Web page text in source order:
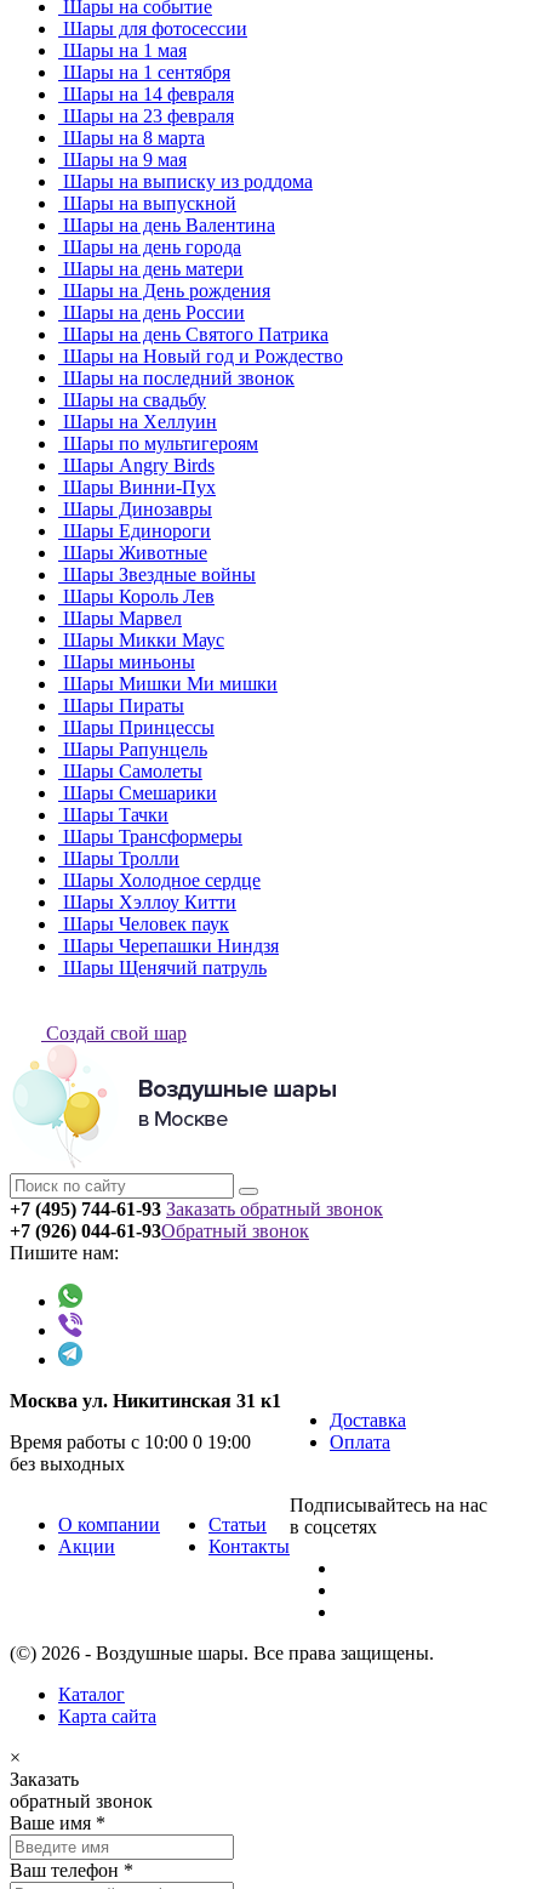
Шары на событие
Шары для фотосессии
Шары на 1 мая
Шары на 1 сентября
Шары на 14 февраля
Шары на 23 февраля
Шары на 8 марта
Шары на 9 мая
Шары на выписку из роддома
Шары на выпускной
Шары на день Валентина
Шары на день города
Шары на день матери
Шары на День рождения
Шары на день России
Шары на день Святого Патрика
Шары на Новый год и Рождество
Шары на последний звонок
Шары на свадьбу
Шары на Хеллуин
Шары по мультигероям
Шары Angry Birds
Шары Винни-Пух
Шары Динозавры
Шары Единороги
Шары Животные
Шары Звездные войны
Шары Король Лев
Шары Марвел
Шары Микки Маус
Шары миньоны
Шары Мишки Ми мишки
Шары Пираты
Шары Принцессы
Шары Рапунцель
Шары Самолеты
Шары Смешарики
Шары Тачки
Шары Трансформеры
Шары Тролли
Шары Холодное сердце
Шары Хэллоу Китти
Шары Человек паук
Шары Черепашки Ниндзя
Шары Щенячий патруль
Создай свой шар
+7 (495) 744-61-93 Заказать обратный звонок
+7 (926) 044-61-93
Пишите нам:
Обратный звонок
Москва ул. Никитинская 31 к1
Время работы с 10:00 0 19:00
без выходных
Доставка
Оплата
О компании
Акции
Статьи
Контакты
Подписывайтесь на нас
в соцсетях
(©) 2026 - Воздушные шары. Все права защищены.
Каталог
Карта сайта
×
Заказать
обратный звонок
Ваше имя *
Ваш телефон *